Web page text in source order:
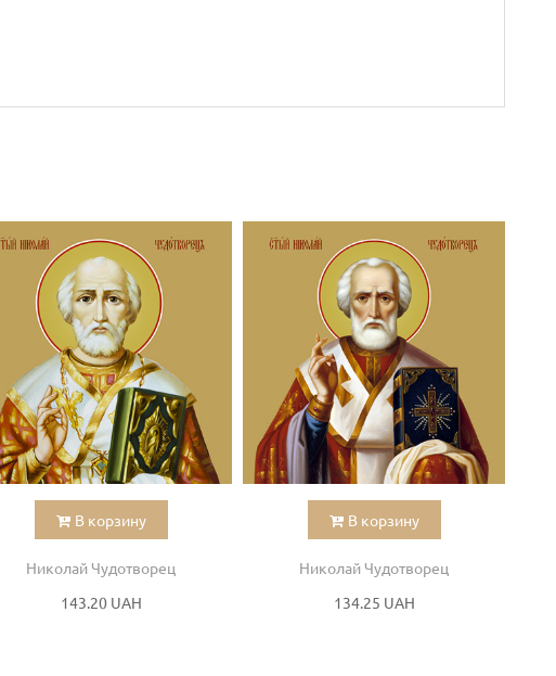
В корзину
Николай Чудотворец
143.20 UAH
В корзину
Николай Чудотворец
134.25 UAH